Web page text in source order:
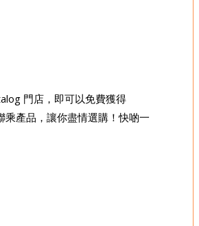
門店，即可以免費獲得
乘產品，讓你盡情選購！快啲一